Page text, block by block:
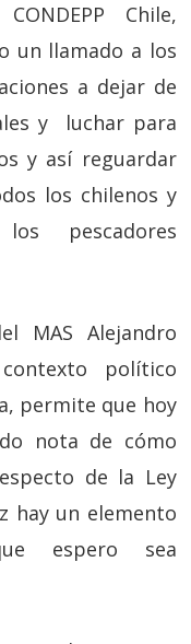
Chile,
un llamado a los
a dejar de
y luchar para
y así reguardar
los chilenos y
pescadores
MAS Alejandro
político
permite que hoy
nota de cómo
de la Ley
hay un elemento
espero sea